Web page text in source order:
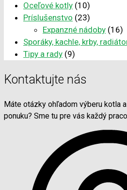
Oceľové kotly (10)
Príslušenstvo (23)
Expanzné nádoby (16)
Sporáky, kachle, krby,
Tipy a rady (9)
Kontaktujte nás
Máte otázky ohľadom výberu kotla
ponuku? Sme tu pre vás každý